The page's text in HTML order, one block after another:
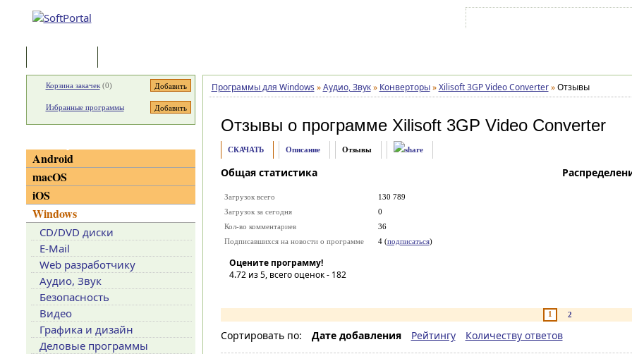
Программы для Windows » Аудио, Звук » Конверторы » Xilisoft 3GP Video Converter » Отзывы
Отзывы о программе Xilisoft 3GP Video Converter
СКАЧАТЬ Описание Отзывы
Общая статистика
Загрузок всего
130 789
Загрузок за сегодня
0
Кол-во комментариев
36
Подписавшихся на новости о программе
4 (подписаться)
Оцените программу!
4.72из 5, всего оценок - 182
1 2
Сортировать по: Дате добавления Рейтингу Количеству ответов
Корзина закачек(0)
Избранные программы
Android
macOS
iOS
Windows
CD/DVD диски
E-Mail
Web разработчику
Аудио, Звук
Безопасность
Видео
Графика и дизайн
Деловые программы